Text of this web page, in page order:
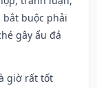
buộc phải
gây ẩu đả
giờ rất tốt